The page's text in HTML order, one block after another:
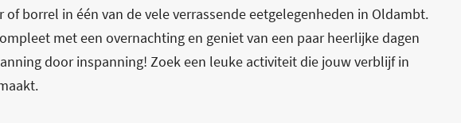
borrel in één van de vele verrassende eetgelegenheden in Oldambt.
met een overnachting en geniet van een paar heerlijke dagen
door inspanning! Zoek een leuke activiteit die jouw verblijf in